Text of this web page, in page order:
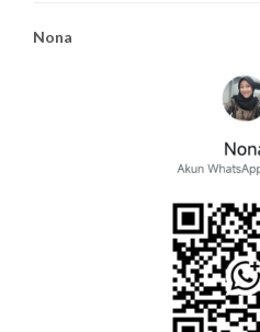
Nona